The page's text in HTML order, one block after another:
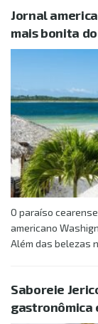
Jornal
mais bonita
O paraíso
americano
Além das belezas
Saboreie
gastronômica